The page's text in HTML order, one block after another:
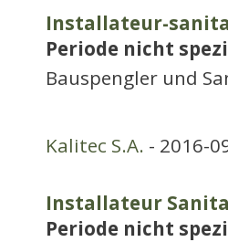
Installateur-
Periode nicht
Bauspengler und
Kalitec S.A. - 2016-
Installateur
Periode nicht